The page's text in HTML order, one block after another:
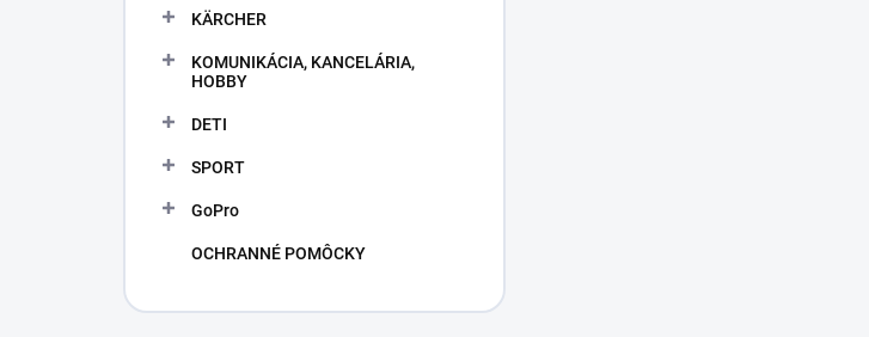
KÄRCHER
KOMUNIKÁCIA, KANCELÁRIA,
HOBBY
DETI
SPORT
GoPro
OCHRANNÉ POMÔCKY